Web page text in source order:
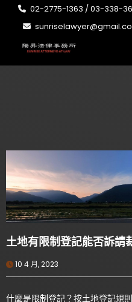
02-2775-1363 / 03-338-
土地有限制登記能否訴請
10 4 月, 2023
什麼是限制登記？按土地登記規